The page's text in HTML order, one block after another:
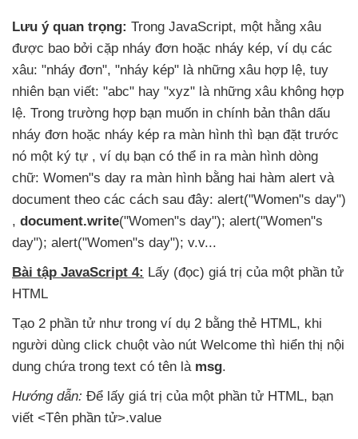
Lưu ý quan trọng: Trong JavaScript, một hằng xâu
được bao bởi cặp nháy đơn hoặc nháy kép, ví dụ các
xâu: "nháy đơn", "nháy kép" là những xâu hợp lệ, tuy
nhiên bạn viết: "abc" hay "xyz" là những xâu không hợp
lệ. Trong trường hợp bạn muốn in chính bản thân dấu
nháy đơn hoặc nháy kép ra màn hình thì bạn đặt trước
nó một ký tự , ví dụ bạn có thể in ra màn hình dòng
chữ: Women"s day ra màn hình bằng hai hàm alert và
document theo các cách sau đây: alert("Women"s day")
, document.write("Women"s day"); alert("Women"s
day"); alert("Women"s day"); v.v...
Bài tập JavaScript 4: Lấy (đọc) giá trị của một phần tử
HTML
Tạo 2 phần tử như trong ví dụ 2 bằng thẻ HTML, khi
người dùng click chuột vào nút Welcome thì hiển thị nội
dung chứa trong text có tên là msg.
Hướng dẫn: Để lấy giá trị của một phần tử HTML, bạn
viết <Tên phần tử>.value